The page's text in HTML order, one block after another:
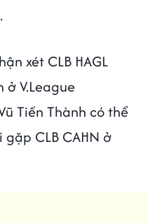
xét CLB HAGL
V.League
Tiến Thành có thể
CLB CAHN ở